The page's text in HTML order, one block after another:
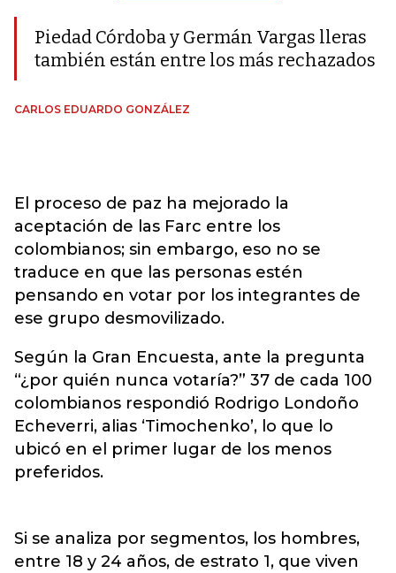
Piedad Córdoba y Germán Vargas lleras
también están entre los más rechazados
CARLOS EDUARDO GONZÁLEZ
El proceso de paz ha mejorado la
aceptación de las Farc entre los
colombianos; sin embargo, eso no se
traduce en que las personas estén
pensando en votar por los integrantes de
ese grupo desmovilizado.
Según la Gran Encuesta, ante la pregunta
“¿por quién nunca votaría?” 37 de cada 100
colombianos respondió Rodrigo Londoño
Echeverri, alias ‘Timochenko’, lo que lo
ubicó en el primer lugar de los menos
preferidos.
Si se analiza por segmentos, los hombres,
entre 18 y 24 años, de estrato 1, que viven